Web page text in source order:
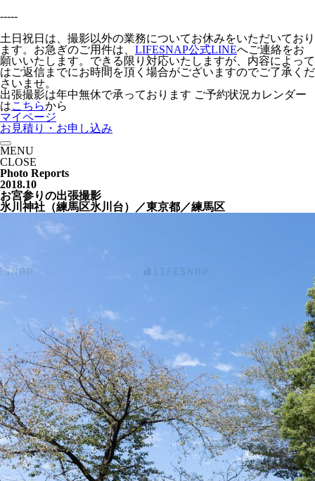
-----
土日祝日は、撮影以外の業務についてお休みをいただいており
ます。お急ぎのご用件は、 LIFESNAP公式LINEへご連絡をお
願いいたします。できる限り対応いたしますが、内容によって
はご返信までにお時間を頂く場合がございますのでご了承くだ
さいませ。
出張撮影は年中無休で承っております ご予約状況カレンダー
はこちらから
マイページ
お見積り・お申し込み
MENU
CLOSE
Photo Reports
2018.10
お宮参りの出張撮影
氷川神社（練馬区氷川台）／東京都／練馬区